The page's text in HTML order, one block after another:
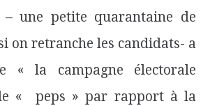
– une petite quarantaine de
on retranche les candidats- a
« la campagne électorale
« peps » par rapport à la